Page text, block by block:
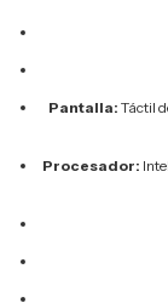
Pantalla: Táctil
Procesador: